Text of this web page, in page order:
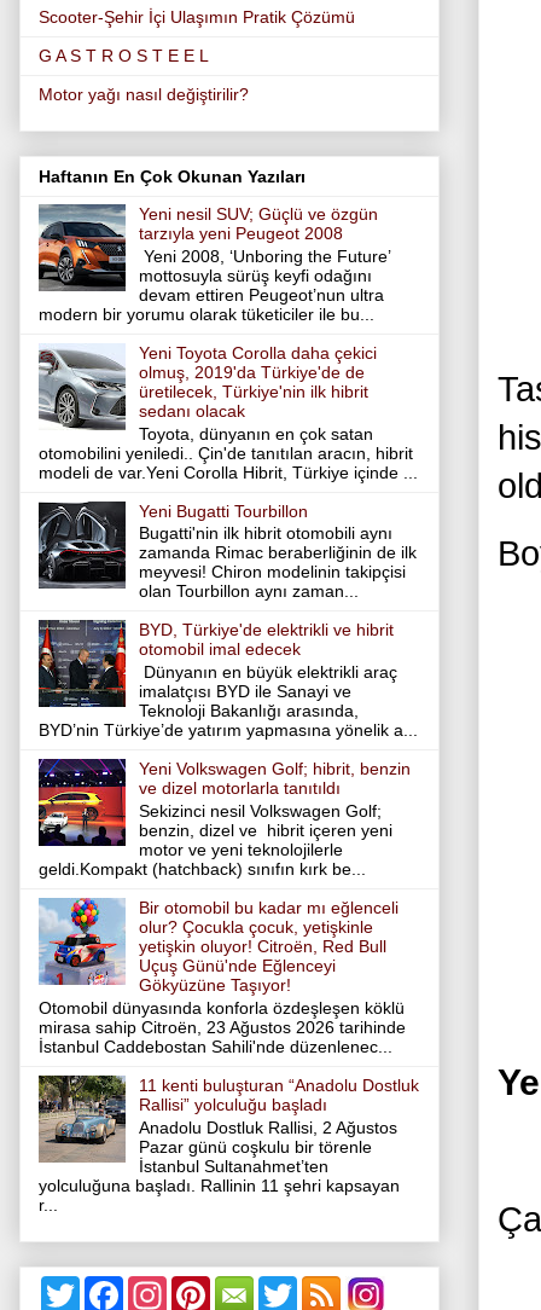
Scooter-Şehir İçi Ulaşımın Pratik Çözümü
G A S T R O S T E E L
Motor yağı nasıl değiştirilir?
Haftanın En Çok Okunan Yazıları
Yeni nesil SUV; Güçlü ve özgün
tarzıyla yeni Peugeot 2008
Yeni 2008, ‘Unboring the Future’
mottosuyla sürüş keyfi odağını
devam ettiren Peugeot’nun ultra
modern bir yorumu olarak tüketiciler ile bu...
Yeni Toyota Corolla daha çekici
olmuş, 2019'da Türkiye'de de
üretilecek, Türkiye'nin ilk hibrit
sedanı olacak
Toyota, dünyanın en çok satan
otomobilini yeniledi.. Çin'de tanıtılan aracın, hibrit
modeli de var.Yeni Corolla Hibrit, Türkiye içinde ...
Yeni Bugatti Tourbillon
Bugatti'nin ilk hibrit otomobili aynı
zamanda Rimac beraberliğinin de ilk
meyvesi! Chiron modelinin takipçisi
olan Tourbillon aynı zaman...
BYD, Türkiye'de elektrikli ve hibrit
otomobil imal edecek
Dünyanın en büyük elektrikli araç
imalatçısı BYD ile Sanayi ve
Teknoloji Bakanlığı arasında,
BYD’nin Türkiye’de yatırım yapmasına yönelik a...
Yeni Volkswagen Golf; hibrit, benzin
ve dizel motorlarla tanıtıldı
Sekizinci nesil Volkswagen Golf;
benzin, dizel ve hibrit içeren yeni
motor ve yeni teknolojilerle
geldi.Kompakt (hatchback) sınıfın kırk be...
Bir otomobil bu kadar mı eğlenceli
olur? Çocukla çocuk, yetişkinle
yetişkin oluyor! Citroën, Red Bull
Uçuş Günü'nde Eğlenceyi
Gökyüzüne Taşıyor!
Otomobil dünyasında konforla özdeşleşen köklü
mirasa sahip Citroën, 23 Ağustos 2026 tarihinde
İstanbul Caddebostan Sahili'nde düzenlenec...
11 kenti buluşturan “Anadolu Dostluk
Rallisi” yolculuğu başladı
Anadolu Dostluk Rallisi, 2 Ağustos
Pazar günü coşkulu bir törenle
İstanbul Sultanahmet’ten
yolculuğuna başladı. Rallinin 11 şehri kapsayan
r...
T
w
F
P
T